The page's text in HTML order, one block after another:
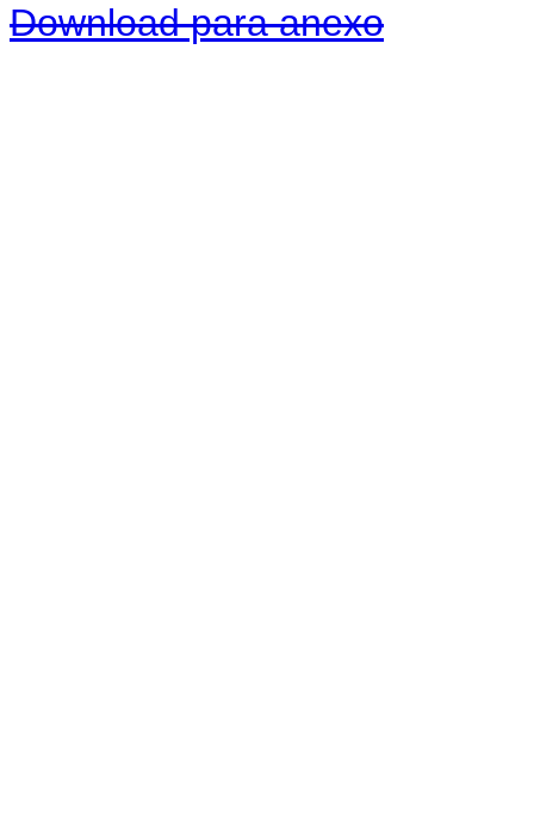
Download para anexo